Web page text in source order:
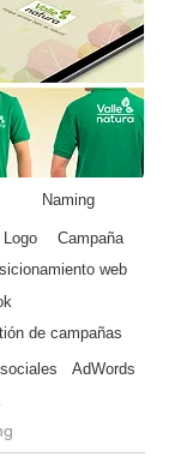
Naming
Logo
Campaña
web
de campañas
AdWords